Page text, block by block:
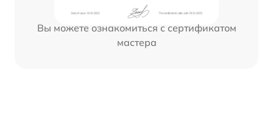
Вы можете ознакомиться с сертификатом
мастера